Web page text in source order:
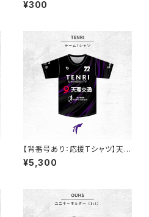
¥300
【背番号あり：応援Tシャツ】天理
大学男子バレー部
¥5,300